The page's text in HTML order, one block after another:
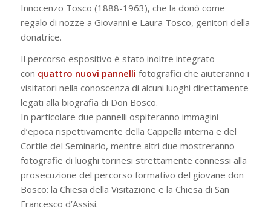
Innocenzo Tosco (1888-1963), che la donò come
regalo di nozze a Giovanni e Laura Tosco, genitori della
donatrice.
Il percorso espositivo è stato inoltre integrato
con quattro nuovi pannelli fotografici che aiuteranno i
visitatori nella conoscenza di alcuni luoghi direttamente
legati alla biografia di Don Bosco.
In particolare due pannelli ospiteranno immagini
d’epoca rispettivamente della Cappella interna e del
Cortile del Seminario, mentre altri due mostreranno
fotografie di luoghi torinesi strettamente connessi alla
prosecuzione del percorso formativo del giovane don
Bosco: la Chiesa della Visitazione e la Chiesa di San
Francesco d’Assisi.